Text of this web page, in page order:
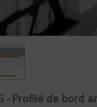
- Profilé de bord